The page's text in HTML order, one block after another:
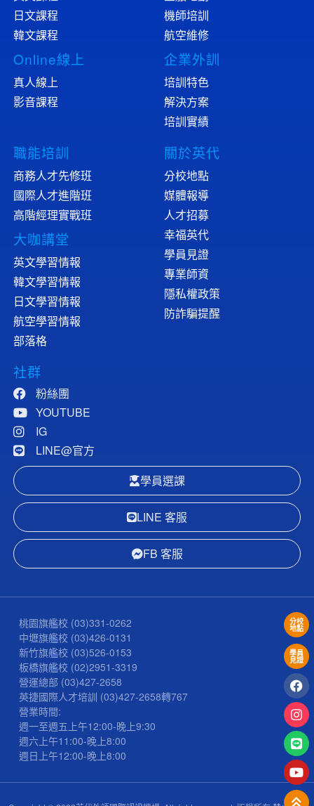
日文課程
韓文課程
Online線上
真人線上
影音課程
機師培訓
航空維修
企業外訓
培訓特色
解決方案
培訓實績
職能培訓
商務人才先修班
國際人才進階班
高階經理實戰班
大咖講堂
英文學習情報
韓文學習情報
日文學習情報
航空學習情報
部落格
關於英代
分校地點
媒體報導
人才招募
幸福英代
學員見證
專業師資
隱私權政策
防詐騙提醒
社群
粉絲團
YOUTUBE
IG
LINE@官方
學員選課
LINE 客服
FB 客服
桃園旗艦校 (03)331-0262
中壢旗艦校 (03)426-0131
新竹旗艦校 (03)526-0153
板橋旗艦校 (02)2951-3319
營運總部 (03)427-2658
英捷國際人才培訓 (03)427-2658轉767
營業時間:
週一至週五上午12:00-晚上9:30
週六上午11:00-晚上8:00
週日上午12:00-晚上8:00
分校
地點
學員
見證